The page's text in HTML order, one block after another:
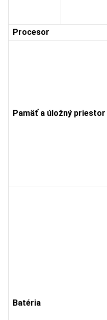
Procesor
Pamäť a úložný priestor
Batéria